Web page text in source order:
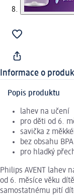
Informace o
Popis produktu
lahev na učení
pro děti od 6.
savička z
bez obsahu BPA
pro hladký
Philips AVENT lahev
od 6. měsíce věku
samostatnému pití